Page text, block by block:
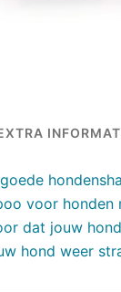
voor honden
dat jouw
hond weer